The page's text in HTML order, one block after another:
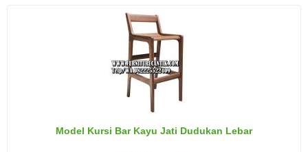
Model Kursi Bar Kayu Jati Dudukan Lebar